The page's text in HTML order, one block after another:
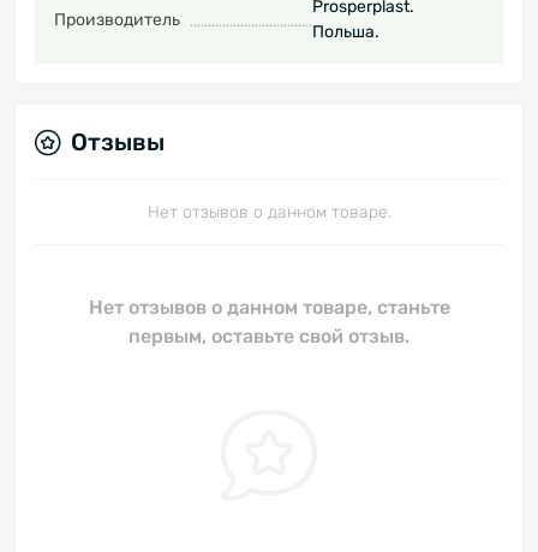
Производитель
Prosperplast.
Польша.
Отзывы
Нет отзывов о данном товаре.
Нет отзывов о данном товаре, станьте
первым, оставьте свой отзыв.